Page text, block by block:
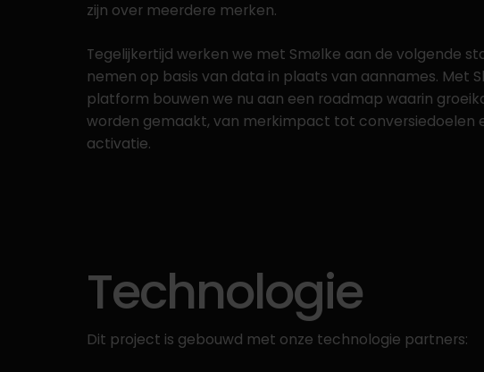
zijn over meerdere merken.
Tegelijkertijd werken we met Smølke aan de volgende
nemen op basis van data in plaats van aannames. Met
platform bouwen we nu aan een roadmap waarin
worden gemaakt, van merkimpact tot conversiedoelen
activatie.
Technologie
Dit project is gebouwd met onze technologie partners: